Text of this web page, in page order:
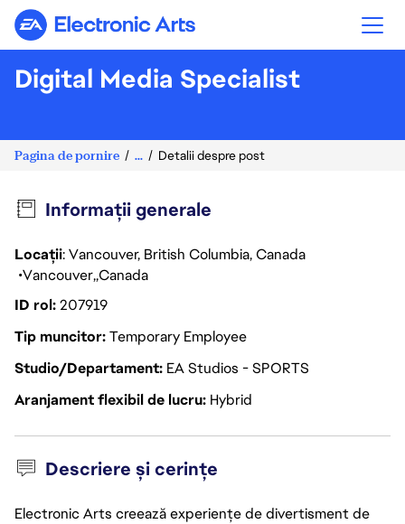
Electronic Arts
Digital Media Specialist
Pagina de pornire ... Detalii despre post
Informații generale
Locații: Vancouver, British Columbia, Canada
Vancouver Canada
ID rol207919
Tip muncitorTemporary Employee
Studio/Departament EA Studios - SPORTS
Aranjament flexibil de lucru Hybrid
Descriere și cerințe
Electronic Arts creează experiențe de divertisment de